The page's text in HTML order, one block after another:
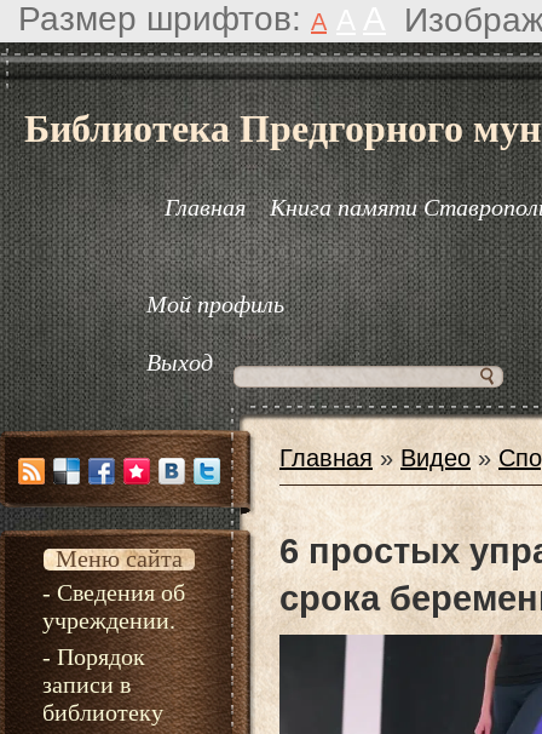
Размер шрифтов: A
Библиотека Предгорного
Главная Книга памяти
Мой профиль
Выход
Меню сайта
- Сведения об
учреждении.
- Порядок
записи в
библиотеку
Главная »Видео »
6 простых
срока